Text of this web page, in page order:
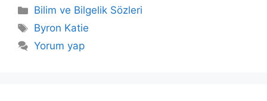
Kategoriler
Bilim ve Bilgelik Sözleri
Etiketler
Byron Katie
Yorum yap